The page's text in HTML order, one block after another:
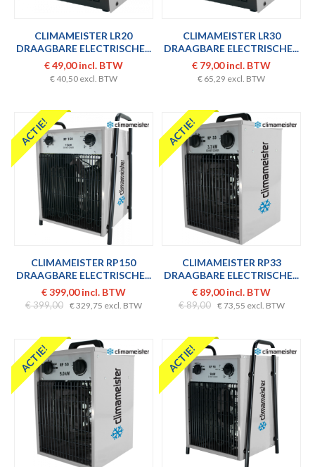
CLIMAMEISTER LR20
DRAAGBARE ELECTRISCHE...
€ 49,00 incl. BTW
€ 40,50 excl. BTW
CLIMAMEISTER LR30
DRAAGBARE ELECTRISCHE...
€ 79,00 incl. BTW
€ 65,29 excl. BTW
ACTIE!
CLIMAMEISTER RP150
DRAAGBARE ELECTRISCHE...
€ 399,00 incl. BTW
€ 399,00 € 329,75 excl. BTW
ACTIE!
CLIMAMEISTER RP33
DRAAGBARE ELECTRISCHE...
€ 89,00 incl. BTW
€ 89,00 € 73,55 excl. BTW
ACTIE! ACTIE!